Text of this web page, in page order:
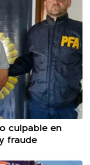
culpable en
fraude